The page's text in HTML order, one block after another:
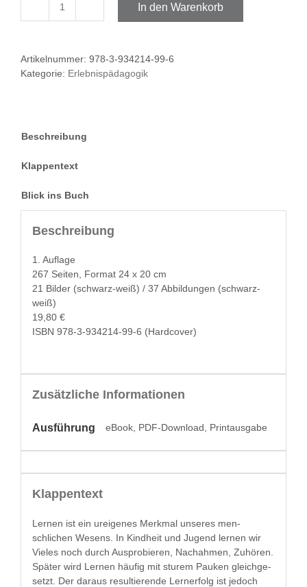
Innovative
Lernens
Menge
In den Warenkorb
Artikelnummer: 978-3-934214-99-6
Kategorie: Erlebnispädagogik
Beschreibung
Klappentext
Blick ins Buch
Beschreibung
1. Auflage
267 Seit­en, For­mat 24 x 20 cm
21 Bilder (schwarz-weiß) / 37 Abbil­dun­gen (schwarz-
weiß)
19,80 €
ISBN 978-3-934214-99-6 (Hard­cov­er)
Zusätzliche Informationen
Ausführung eBook, PDF-Download, Printausgabe
Klappentext
Ler­nen ist ein ure­igenes Merk­mal unseres men­
schlichen Wesens. In Kind­heit und Jugend ler­nen wir
Vieles noch durch Aus­pro­bieren, Nachah­men, Zuhören.
Später wird Ler­nen häu­fig mit sturem Pauken gle­ichge­
set­zt. Der daraus resul­tierende Lern­er­folg ist jedoch